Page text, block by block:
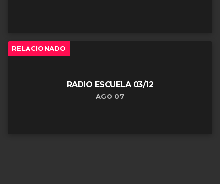
RELACIONADO
RADIO ESCUELA 03/12
AGO 07